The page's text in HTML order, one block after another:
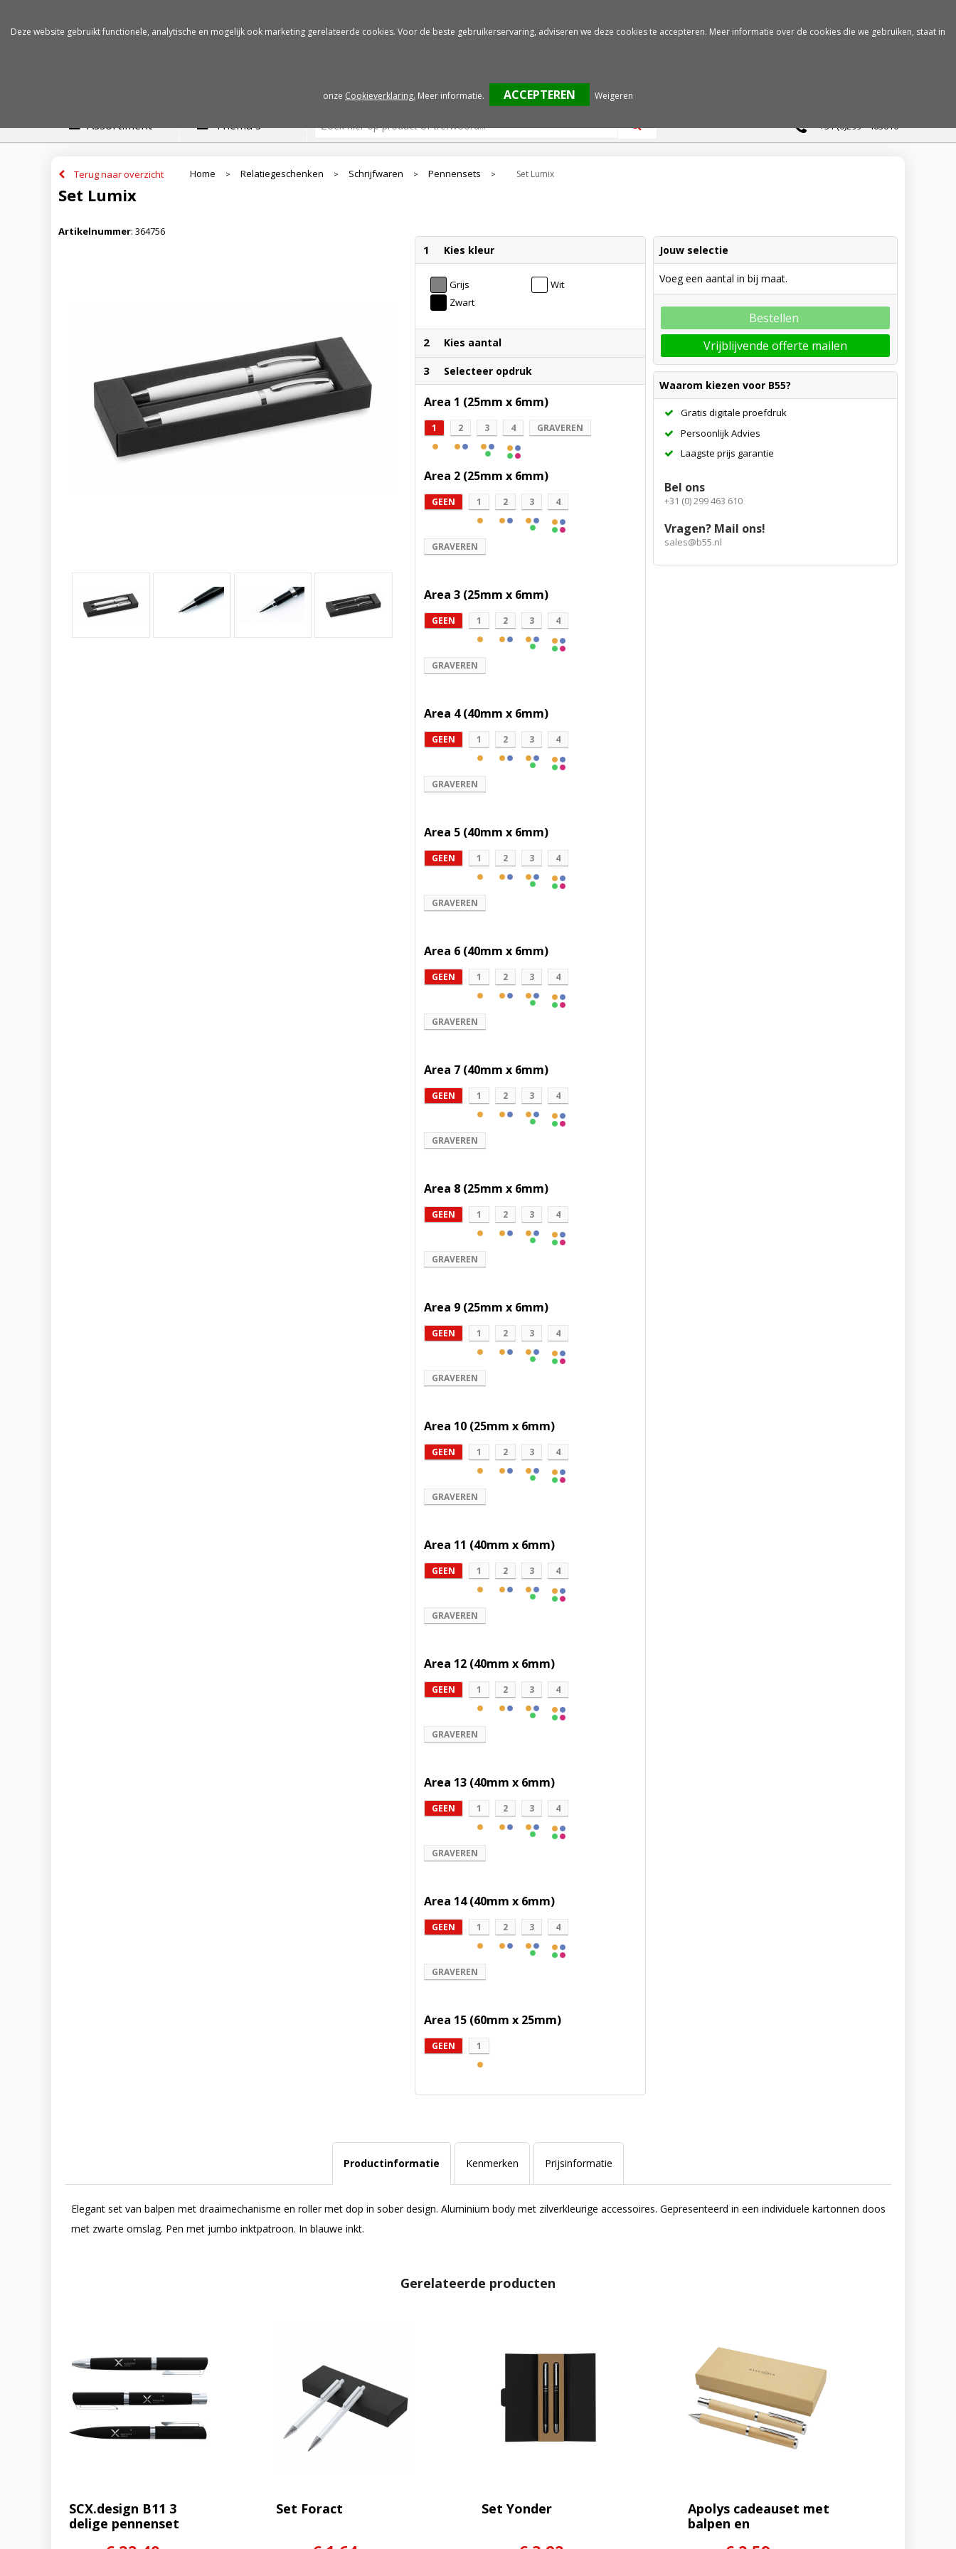
Assortiment Thema's +31 (0)299 - 463610
Terug naar overzicht Home > Relatiegeschenken > Schrijfwaren > Pennensets > Set Lumix
Set Lumix
Artikelnummer: 364756
1 Kies kleur
Grijs
Wit
Zwart
2 Kies aantal
3 Selecteer opdruk
Area 1 (25mm x 6mm)
1 2 3 4 GRAVEREN
Area 2 (25mm x 6mm)
GEEN 1 2 3 4
GRAVEREN
Area 3 (25mm x 6mm)
GEEN 1 2 3 4
GRAVEREN
Area 4 (40mm x 6mm)
GEEN 1 2 3 4
GRAVEREN
Area 5 (40mm x 6mm)
GEEN 1 2 3 4
GRAVEREN
Area 6 (40mm x 6mm)
GEEN 1 2 3 4
GRAVEREN
Area 7 (40mm x 6mm)
GEEN 1 2 3 4
GRAVEREN
Area 8 (25mm x 6mm)
GEEN 1 2 3 4
GRAVEREN
Area 9 (25mm x 6mm)
GEEN 1 2 3 4
GRAVEREN
Area 10 (25mm x 6mm)
GEEN 1 2 3 4
GRAVEREN
Area 11 (40mm x 6mm)
GEEN 1 2 3 4
GRAVEREN
Area 12 (40mm x 6mm)
GEEN 1 2 3 4
GRAVEREN
Area 13 (40mm x 6mm)
GEEN 1 2 3 4
GRAVEREN
Area 14 (40mm x 6mm)
GEEN 1 2 3 4
GRAVEREN
Area 15 (60mm x 25mm)
GEEN 1
Jouw selectie
Voeg een aantal in bij maat.
Bestellen
Vrijblijvende offerte mailen
Waarom kiezen voor B55?
Gratis digitale proefdruk
Persoonlijk Advies
Laagste prijs garantie
Bel ons
+31 (0) 299 463 610
Vragen? Mail ons!
sales@b55.nl
Productinformatie Kenmerken Prijsinformatie
Elegant set van balpen met draaimechanisme en roller met dop in sober design. Aluminium body met zilverkleurige accessoires. Gepresenteerd in een individuele kartonnen doos
met zwarte omslag. Pen met jumbo inktpatroon. In blauwe inkt.
Gerelateerde producten
SCX.design B11 3
delige pennenset
Set Foract Set Yonder
Apolys cadeauset met
balpen en
Deze website gebruikt functionele, analytische en mogelijk ook marketing gerelateerde cookies. Voor de beste gebruikerservaring, adviseren we deze cookies te accepteren. Meer informatie over de cookies die we gebruiken, staat in
onze Cookieverklaring. Meer informatie. Weigeren